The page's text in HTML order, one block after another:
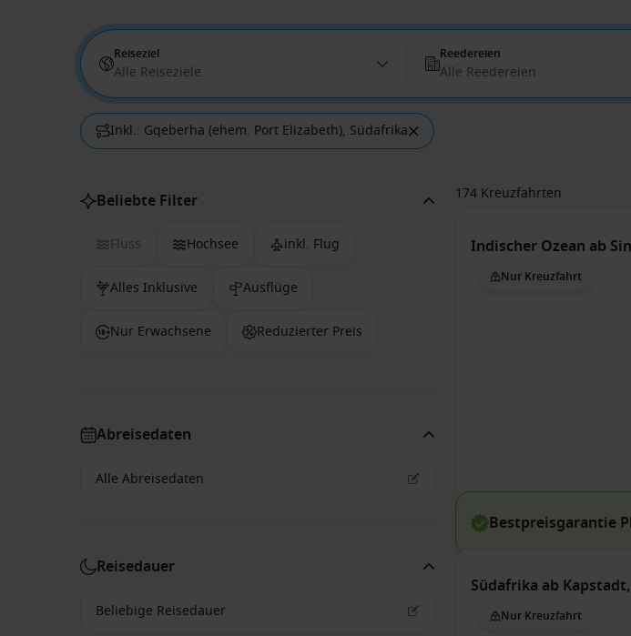
Reiseziel
Alle Reiseziele
Reedereien
Alle Reedereien
Inkl.: Gqeberha (ehem. Port Elizabeth), Südafrika
Beliebte Filter
Fluss Hochsee inkl. Flug
Alles Inklusive Ausflüge
Nur Erwachsene Reduzierter Preis
Abreisedaten
Reisedauer
174 Kreuzfahrten
Indischer Ozean ab
Nur Kreuzfahrt
Bestpreisgarantie
Südafrika ab
Nur Kreuzfahrt